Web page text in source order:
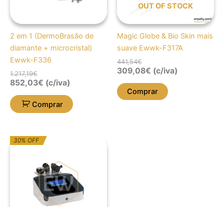
2 em 1 (DermoBrasão de
diamante + microcristal)
Ewwk-F336
1.217,19€
852,03€ (c/iva)
Comprar
OUT OF STOCK
Magic Globe & Bio Skin mais
suave Ewwk-F317A
441,54€
309,08€ (c/iva)
Comprar
30% OFFO
preço
era:
2.151,11€.
O
preço
1.505,78€.